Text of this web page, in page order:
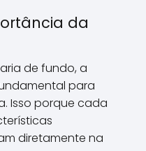
da
de fundo, a
para
Isso porque cada
diretamente na